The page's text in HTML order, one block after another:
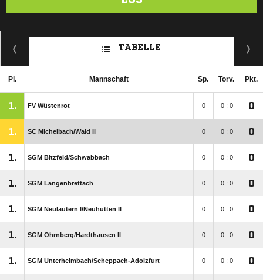
TABELLE
Pl. Mannschaft Sp. Torv. Pkt.
1. FV Wüstenrot 0 0 : 0 0
1. SC Michelbach/​Wald II 0 0 : 0 0
1. SGM Bitzfeld/​Schwabbach 0 0 : 0 0
1. SGM Langenbrettach 0 0 : 0 0
1. SGM Neulautern I/​Neuhütten II 0 0 : 0 0
1. SGM Ohrnberg/​Hardthausen II 0 0 : 0 0
1. SGM Unterheimbach/​Scheppach-Adolzfurt 0 0 : 0 0